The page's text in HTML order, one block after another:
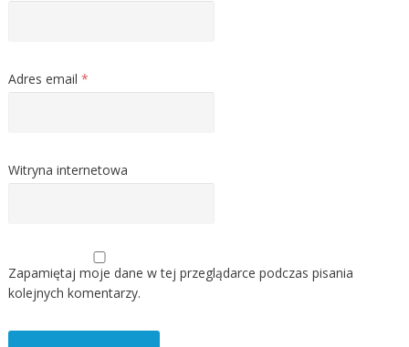
Adres email *
Witryna internetowa
Zapamiętaj moje dane w tej przeglądarce podczas pisania
kolejnych komentarzy.